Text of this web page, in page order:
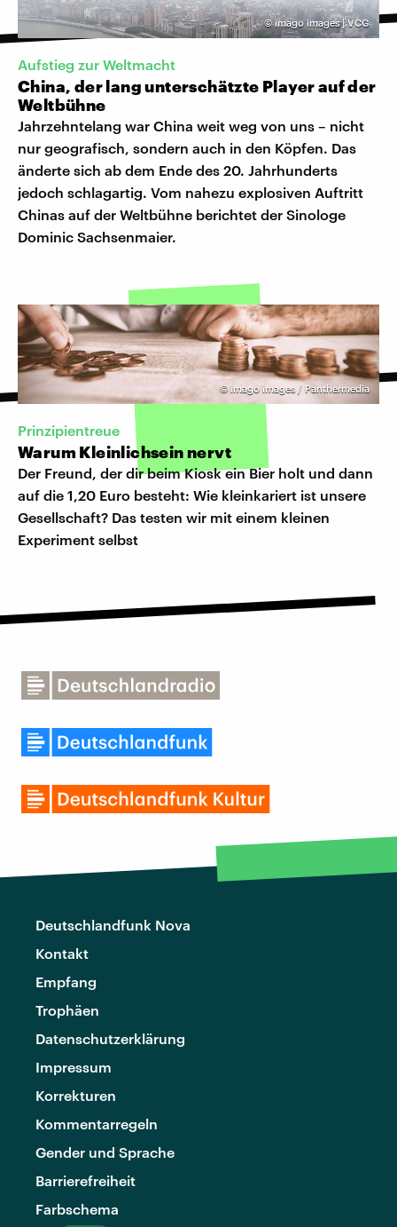
©imago images | VCG
Aufstieg zur Weltmacht
China, der lang unterschätzte Player auf der
Weltbühne
Jahrzehntelang war China weit weg von uns – nicht
nur geografisch, sondern auch in den Köpfen. Das
änderte sich ab dem Ende des 20. Jahrhunderts
jedoch schlagartig. Vom nahezu explosiven Auftritt
Chinas auf der Weltbühne berichtet der Sinologe
Dominic Sachsenmaier.
©imago images / Panthermedia
Prinzipientreue
Warum Kleinlichsein nervt
Der Freund, der dir beim Kiosk ein Bier holt und dann
auf die 1,20 Euro besteht: Wie kleinkariert ist unsere
Gesellschaft? Das testen wir mit einem kleinen
Experiment selbst
Deutschlandfunk Nova
Kontakt
Empfang
Trophäen
Datenschutzerklärung
Impressum
Korrekturen
Kommentarregeln
Gender und Sprache
Barrierefreiheit
Farbschema